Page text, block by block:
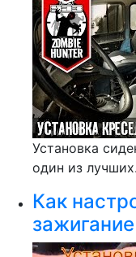
Установка
один из
Как